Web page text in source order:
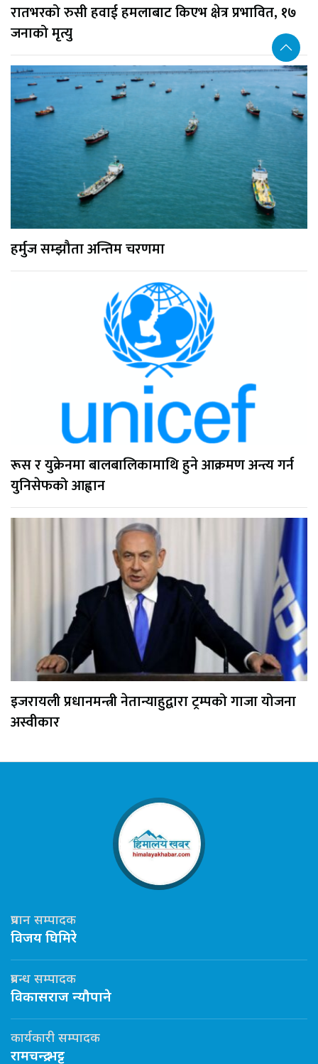
रातभरको रुसी हवाई हमलाबाट किएभ क्षेत्र प्रभावित, १७
जनाको मृत्यु
हर्मुज सम्झौता अन्तिम चरणमा
रूस र युक्रेनमा बालबालिकामाथि हुने आक्रमण अन्त्य गर्न
युनिसेफको आह्वान
इजरायली प्रधानमन्त्री नेतान्याहुद्वारा ट्रम्पको गाजा योजना
अस्वीकार
प्रधान सम्पादक
विजय घिमिरे
प्रबन्ध सम्पादक
विकासराज न्यौपाने
कार्यकारी सम्पादक
रामचन्द्र भट्ट